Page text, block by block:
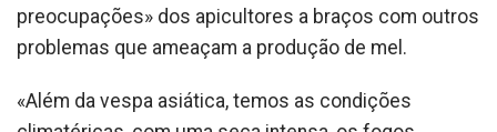
preocupações» dos apicultores a braços com outros
problemas que ameaçam a produção de mel.
«Além da vespa asiática, temos as condições